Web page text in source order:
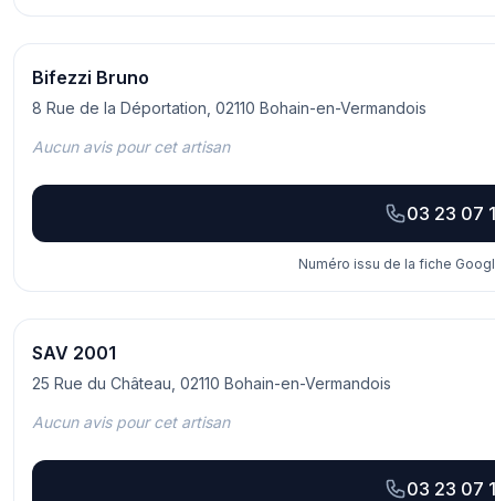
Bifezzi Bruno
8 Rue de la Déportation, 02110 Bohain-en-Vermandois
Aucun avis pour cet artisan
03 23 07
Numéro issu de la fiche
SAV 2001
25 Rue du Château, 02110 Bohain-en-Vermandois
Aucun avis pour cet artisan
03 23 07